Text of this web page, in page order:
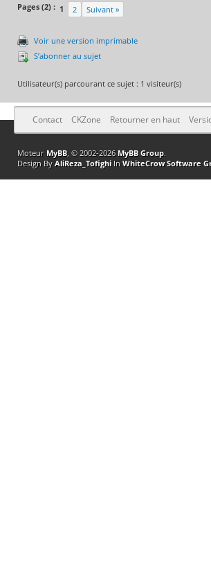
Pages (2) : 1 2 Suivant »
Voir une version imprimable
S’abonner au sujet
Utilisateur(s) parcourant ce sujet : 1 visiteur(s)
Contact CKZone Retourner en haut
Moteur MyBB, © 2002-2026 MyBB Group.
Design By AliReza_TofighiIn WhiteCrow Software